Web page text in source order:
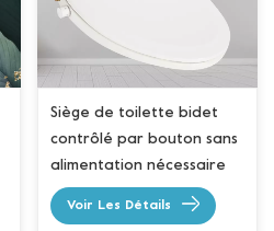
Siège de toilette bidet
contrôlé par bouton sans
alimentation nécessaire
Voir Les Détails